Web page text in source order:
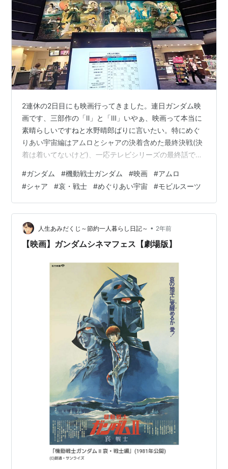
2連休の2日目にも映画行ってきました。連日ガンダム映
画です、三部作の「Ⅱ」と「Ⅲ」いやぁ、映画って本当に
素晴らしいですねと水野晴郎ばりに言いたい。特にめぐ
りあい宇宙編はアムロとシャアの決着含めた最終決戦(決
着は着いてないけど)、一応テレビシリーズの最終話です
「哀・戦士編」でも思ったのが、所々ノイズの無い4Kリ
マスターの様な画質になるのは何故だろうか？それをさ
れるとせっかく目が慣れ(諦め)た画質の悪さが際立って目
につく。まあそれでも良い内容ですよ。昨日の哀・戦士
編より若干お客さんは多かったかな。意外に(？)女性単独
の方が2名ほど居たのですが、帰り…
#ガンダム #機動戦士ガンダム #映画 #アムロ
#シャア #哀・戦士 #めぐりあい宇宙 #モビルスーツ
人生あみだくじ～節約一人暮らし日記～ • 2年前
【映画】ガンダムシネマフェス【劇場版】